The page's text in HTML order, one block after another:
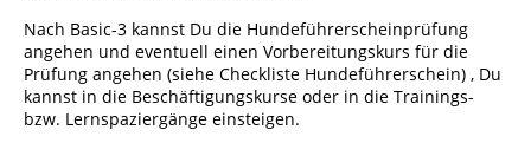
Nach Basic-3 kannst Du die Hundeführerscheinprüfung
angehen und eventuell einen Vorbereitungskurs für die
Prüfung angehen (siehe Checkliste Hundeführerschein) , Du
kannst in die Beschäftigungskurse oder in die Trainings-
bzw. Lernspaziergänge einsteigen.